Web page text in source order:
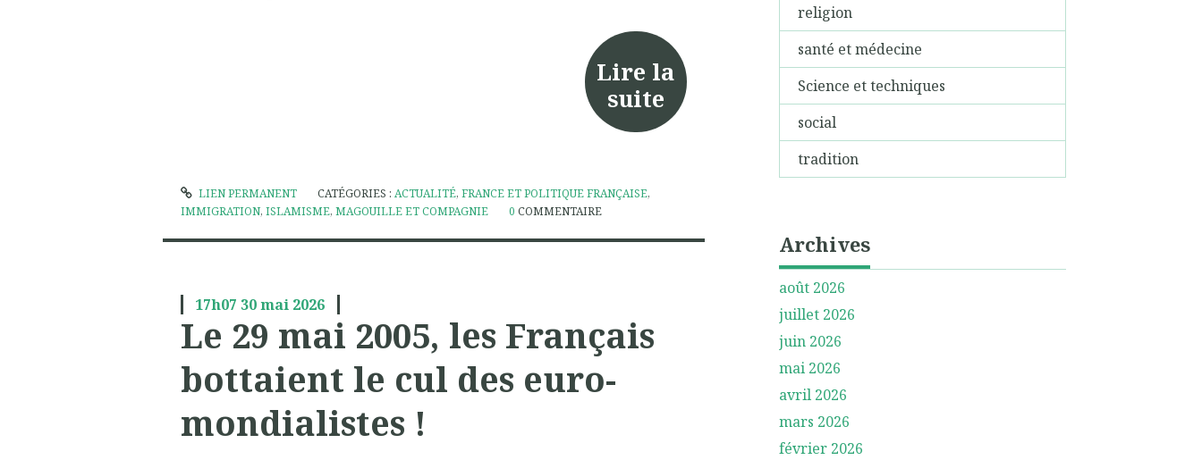
Lire la
suite
LIEN PERMANENT CATÉGORIES :ACTUALITÉ,FRANCE ET POLITIQUE FRANÇAISE,
IMMIGRATION, ISLAMISME, MAGOUILLE ET COMPAGNIE 0 COMMENTAIRE
17h07 30mai 2026
Le 29 mai 2005, les Français
bottaient le cul des euro-
mondialistes !
religion
santé et médecine
Science et techniques
social
tradition
Archives
août 2026
juillet 2026
juin 2026
mai 2026
avril 2026
mars 2026
février 2026